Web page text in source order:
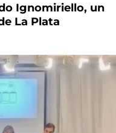
Ignomiriello, un
La Plata